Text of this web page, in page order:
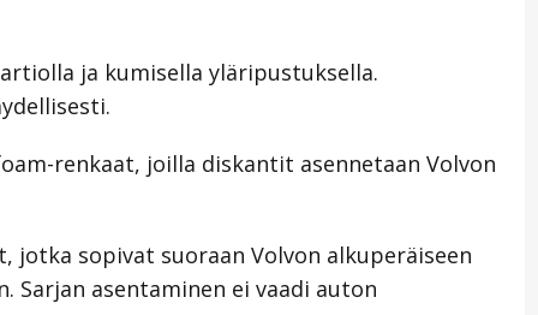
ja kumisella yläripustuksella.
renkaat, joilla diskantit asennetaan Volvon
jotka sopivat suoraan Volvon alkuperäiseen
asentaminen ei vaadi auton